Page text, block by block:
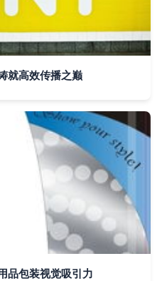
就高效传播之巅
品包装视觉吸引力